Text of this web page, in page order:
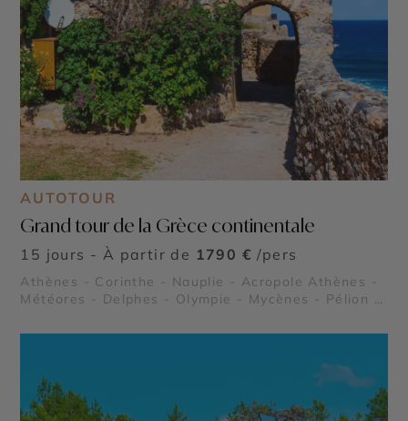
AUTOTOUR
Grand tour de la Grèce continentale
15 jours - À partir de 1790 € /pers
Athènes - Corinthe - Nauplie - Acropole Athènes -
Météores - Delphes - Olympie - Mycènes - Pélion -